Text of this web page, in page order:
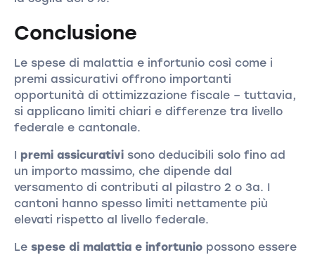
Conclusione
Le spese di malattia e infortunio così come i
premi assicurativi offrono importanti
opportunità di ottimizzazione fiscale – tuttavia,
si applicano limiti chiari e differenze tra livello
federale e cantonale.
I premi assicurativisono deducibili solo fino ad
un importo massimo, che dipende dal
versamento di contributi al pilastro 2 o 3a. I
cantoni hanno spesso limiti nettamente più
elevati rispetto al livello federale.
Le spese di malattia e infortuniopossono essere